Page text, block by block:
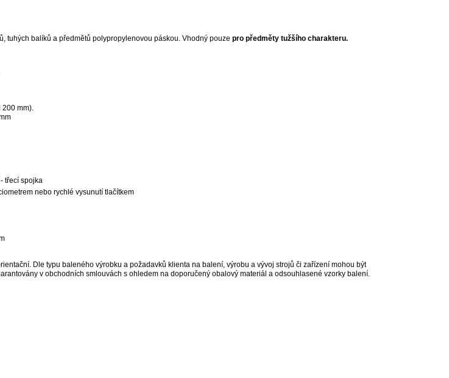
tuhých balíků a předmětů polypropylenovou páskou. Vhodný pouze pro předměty tužšího charakteru.
mm).
třecí spojka
nebo rychlé vysunutí tlačítkem
Dle typu baleného výrobku a požadavků klienta na balení, výrobu a vývoj strojů či zařízení mohou být
v obchodních smlouvách s ohledem na doporučený obalový materiál a odsouhlasené vzorky balení.